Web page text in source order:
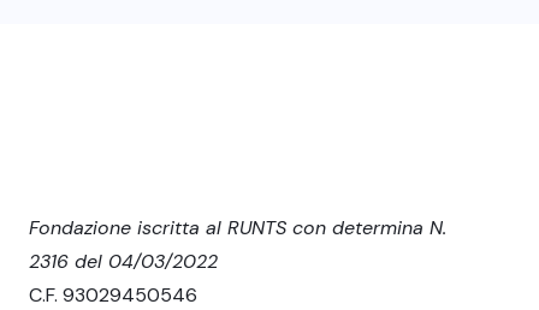
Fondazione iscritta al RUNTS con determina N.
2316 del 04/03/2022
C.F. 93029450546